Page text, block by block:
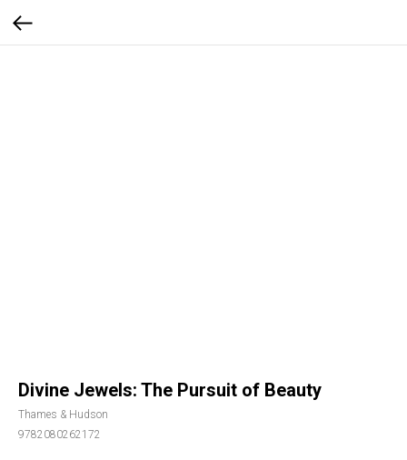
Divine Jewels: The Pursuit of Beauty
Thames & Hudson
9782080262172